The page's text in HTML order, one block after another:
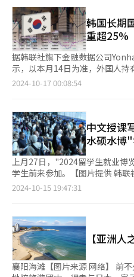
的参与度较低。林五卿议员指出
历史遗址是可以体验韩国传统文
径。相关部门应该加强宣传并发
遗址、博物馆和展览馆等活动像购物
在首尔景福宫兴礼门前举行的朝
动中，身穿韩服的外籍游客正在
月也已达到49.13亿韩元，预计再次刷
今年9月的5年9个月期间，休眠
成功返还给外籍劳工的金额为
旧处于未领取状态。 根据《外国人雇佣法》，以非专业就业
（E9）或朝鲜族同胞（H-2）签
加入返乡费用保险（出国机票补
的8.3%积累退休金）。外籍劳工
证时可以领取已缴纳的金额。 实际上，诸多劳工在出国时或忘记
前未领取保险金。未领取金额超过
眠保险金长期累积而产生的利息
加，去年产生的利息也高达8.78
创下历史最高纪录。 金渭相议员表示，应当提高休眠保险金的返
还率，并考虑把未领取金额及产
和福利保障。 入境韩国
韩国长期
重超25%
据韩联社旗下金融数据公司
示，以本月14日为准，外国人
亿韩元（约合人民币118.4亿元
25.05%，创历史新高。然而，
下的短期国债为85.6793万亿韩
8月的40%降至今年8月5日的36.54%。 业内人士认
经济的逐渐复苏，同时近日韩国
数（WGBI），越来越多的外籍
中长期国债的吸引力将进一步增强。 【图片
Gettyiamgesbank】
2024-10-17 00:08:54
中文授课
水硕水博
上月27日，"2024留学生就业博
学生前来参加。【图片提供 韩联社】 日前，拥有“4个博士
士后”学位的内蒙古民族文化艺
研究员、副教授的身份进入研究
构发布的信息显示，延世大学博
内线上直播授课+线下到校学习
感兴趣的领域选择研究方向，并
可完成博士后研究计划，费用在
2024-10-15 19:47:31
【亚洲
襄阳海滩【图片来源 网络】 前不久笔者踏上东南亚之旅，在一日